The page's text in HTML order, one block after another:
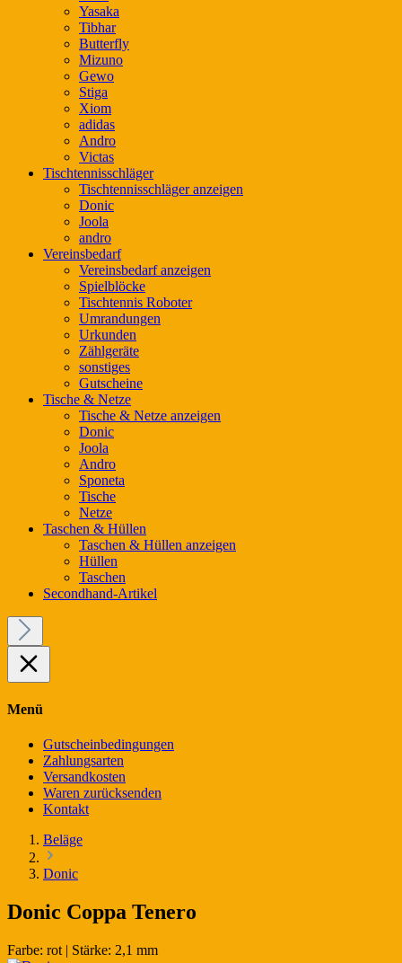
Yasaka
Tibhar
Butterfly
Mizuno
Gewo
Stiga
Xiom
adidas
Andro
Victas
Tischtennisschläger
Tischtennisschläger anzeigen
Donic
Joola
andro
Vereinsbedarf
Vereinsbedarf anzeigen
Spielblöcke
Tischtennis Roboter
Umrandungen
Urkunden
Zählgeräte
sonstiges
Gutscheine
Tische & Netze
Tische & Netze anzeigen
Donic
Joola
Andro
Sponeta
Tische
Netze
Taschen & Hüllen
Taschen & Hüllen anzeigen
Hüllen
Taschen
Secondhand-Artikel
Menü
Gutscheinbedingungen
Zahlungsarten
Versandkosten
Waren zurücksenden
Kontakt
Beläge
Donic
Donic Coppa Tenero
Farbe: rot | Stärke: 2,1 mm